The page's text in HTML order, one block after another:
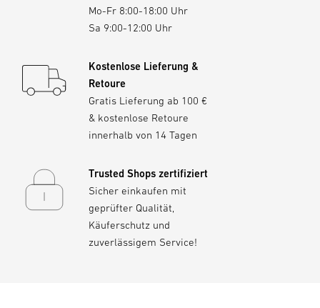
Mo-Fr 8:00-18:00 Uhr
Sa 9:00-12:00 Uhr
Kostenlose Lieferung &
Retoure
Gratis Lieferung ab 100 €
& kostenlose Retoure
innerhalb von 14 Tagen
Trusted Shops zertifiziert
Sicher einkaufen mit
geprüfter Qualität,
Käuferschutz und
zuverlässigem Service!